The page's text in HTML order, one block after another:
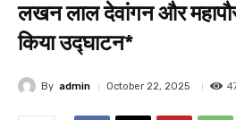
लखन लाल देवांगन और
किया उद्घाटन*
By admin October 22, 2025